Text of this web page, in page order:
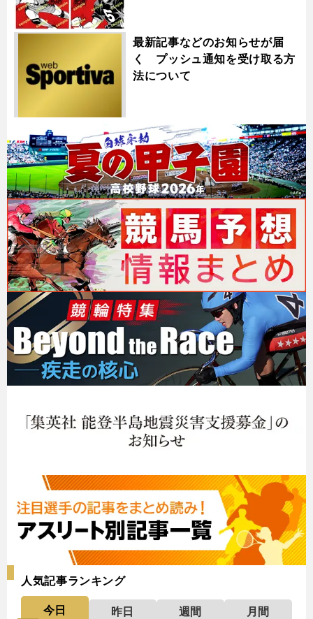
最新記事などのお知らせが届
く プッシュ通知を受け取る方
法について
人気記事ランキング
今日 昨日 週間
月間